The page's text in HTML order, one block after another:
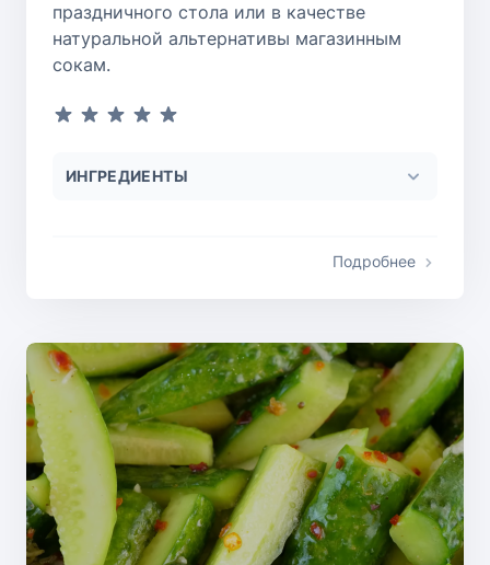
праздничного стола или в качестве
натуральной альтернативы магазинным
сокам.
ИНГРЕДИЕНТЫ
Подробнее